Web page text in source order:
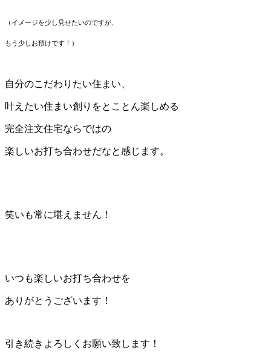
（イメージを少し見せたいのですが、
もう少しお預けです！）
自分のこだわりたい住まい、
叶えたい住まい創りをとことん楽しめる
完全注文住宅ならではの
楽しいお打ち合わせだなと感じます。
笑いも常に堪えません！
いつも楽しいお打ち合わせを
ありがとうございます！
引き続きよろしくお願い致します！